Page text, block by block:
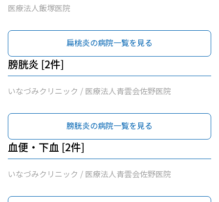
医療法人飯塚医院
扁桃炎の病院一覧を見る
膀胱炎 [2件]
いなづみクリニック / 医療法人青雲会佐野医院
膀胱炎の病院一覧を見る
血便・下血 [2件]
いなづみクリニック / 医療法人青雲会佐野医院